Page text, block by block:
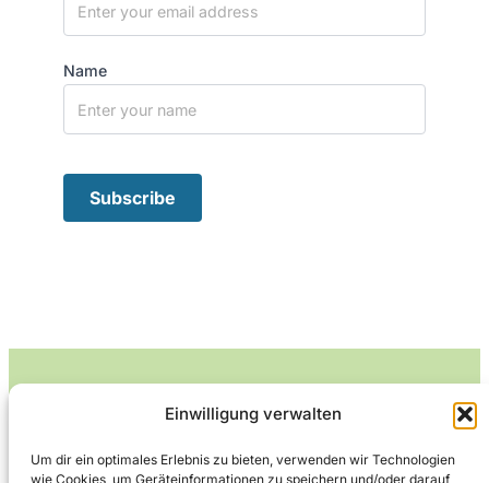
Einwilligung verwalten
Um dir ein optimales Erlebnis zu bieten, verwenden wir Technologien
wie Cookies, um Geräteinformationen zu speichern und/oder darauf
Name
Leckerlife